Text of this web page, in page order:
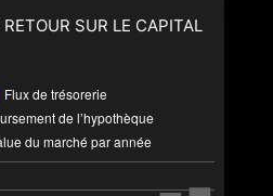
SUR LE CAPITAL